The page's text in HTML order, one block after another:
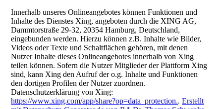
Innerhalb unseres Onlineangebotes können Funktionen und
Inhalte des Dienstes Xing, angeboten durch die XING AG,
Dammtorstraße 29-32, 20354 Hamburg, Deutschland,
eingebunden werden. Hierzu können z.B. Inhalte wie Bilder,
Videos oder Texte und Schaltflächen gehören, mit denen
Nutzer Inhalte dieses Onlineangebotes innerhalb von Xing
teilen können. Sofern die Nutzer Mitglieder der Plattform Xing
sind, kann Xing den Aufruf der o.g. Inhalte und Funktionen
den dortigen Profilen der Nutzer zuordnen.
Datenschutzerklärung von Xing:
https://www.xing.com/app/share?op=data_protection..Erstellt